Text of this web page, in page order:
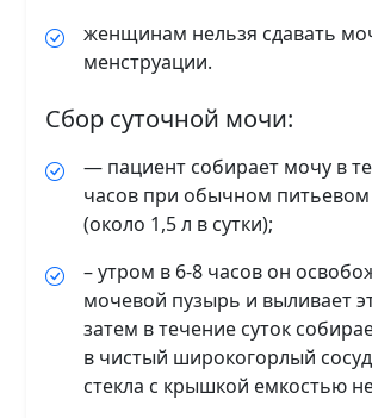
женщинам нельзя сдавать
менструации.
Сбор суточной мочи:
— пациент собирает мочу в
часов при обычном
(около 1,5 л в сутки);
– утром в 6-8 часов он
мочевой пузырь и выливает
затем в течение суток
в чистый широкогорлый
стекла с крышкой емкостью